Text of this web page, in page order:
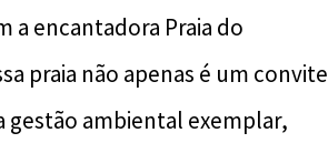
a encantadora Praia do
praia não apenas é um convite
gestão ambiental exemplar,